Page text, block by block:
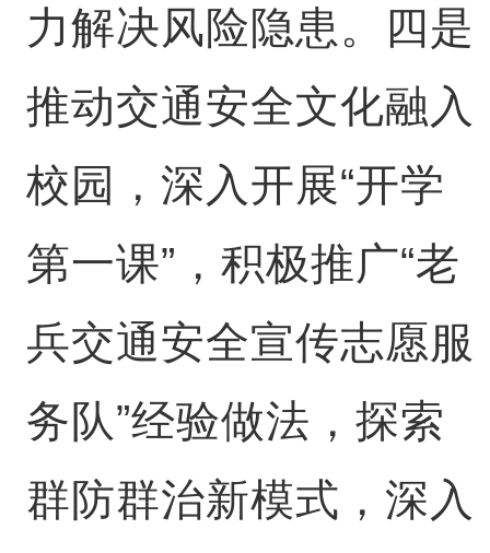
力解决风险隐患。四是
推动交通安全文化融入
校园，深入开展“开学
第一课”，积极推广“老
兵交通安全宣传志愿服
务队”经验做法，探索
群防群治新模式，深入